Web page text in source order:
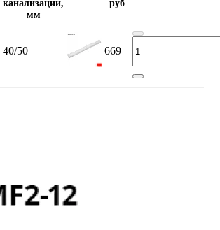
канализации,
мм
руб
40/50 669